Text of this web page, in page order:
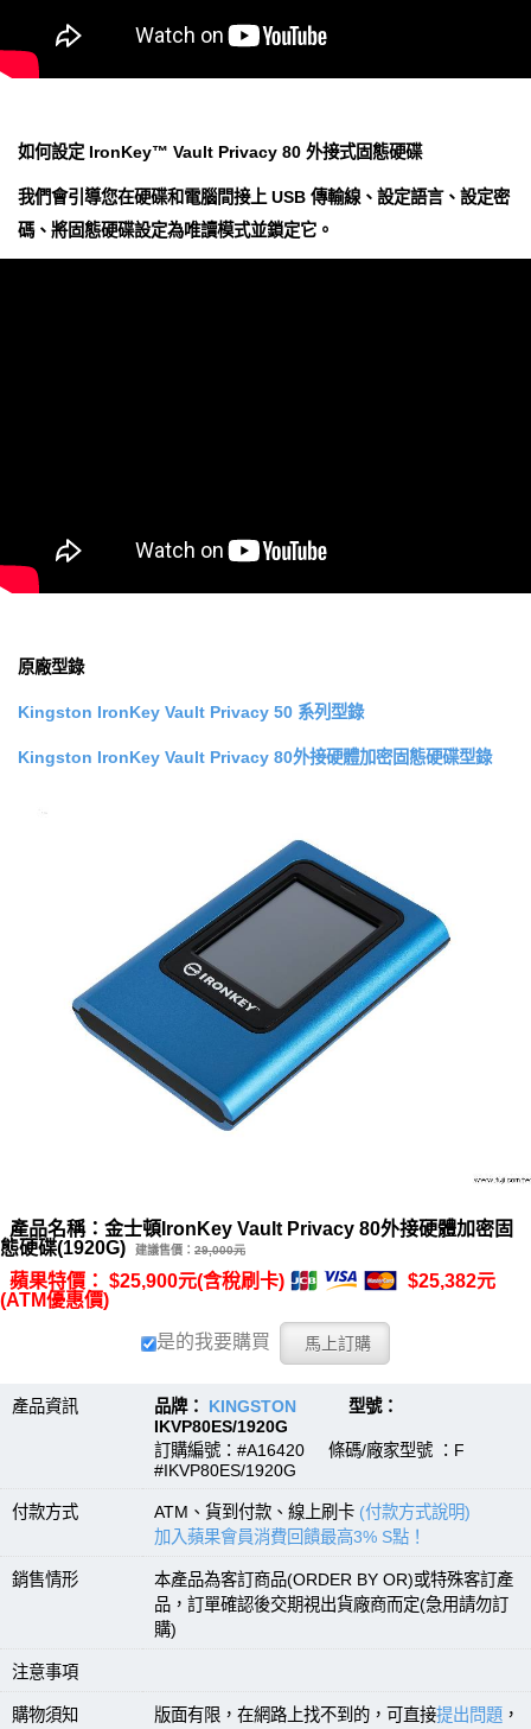
如何設定 IronKey™ Vault Privacy 80 外接式固態硬碟
我們會引導您在硬碟和電腦間接上 USB 傳輸線、設定語言、設定密
碼、將固態硬碟設定為唯讀模式並鎖定它。
原廠型錄
Kingston IronKey Vault Privacy 50 系列型錄
Kingston IronKey Vault Privacy 80外接硬體加密固態硬碟型錄
產品名稱：金士頓IronKey Vault Privacy 80外接硬體加密固
態硬碟(1920G)
建議售價： 29,000元
蘋果特價： $25,900元(含稅刷卡)
$25,382元
(ATM優惠價)
是的我要購買
產品資訊 品牌： KINGSTON 型號：
IKVP80ES/1920G
訂購編號：#A16420 條碼/廠家型號 ：F
#IKVP80ES/1920G
付款方式 ATM、貨到付款、線上刷卡 (付款方式說明)
加入蘋果會員消費回饋最高3% S點！
銷售情形
本產品為客訂商品(ORDER BY OR)或特殊客訂產
品，訂單確認後交期視出貨廠商而定(急用請勿訂
購)
注意事項
購物須知 版面有限，在網路上找不到的，可直接提出問題 ，